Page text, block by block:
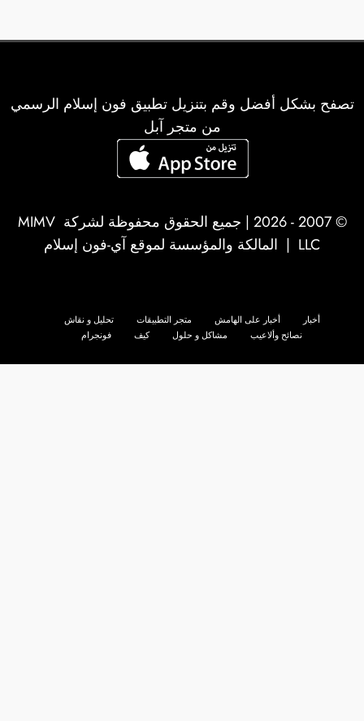
تصفح بشكل أفضل وقم بتنزيل تطبيق فون إسلام الرسمي
من متجر آبل
© 2007 - 2026 | جميع الحقوق محفوظة لشركة
MIMV
LLC | المالكة والمؤسسة لموقع آي-فون إسلام
أخبار أخبار على الهامش متجر التطبيقات
تحليل و نقاش
نصائح وألاعيب
مشاكل و حلول كيف فونجرام